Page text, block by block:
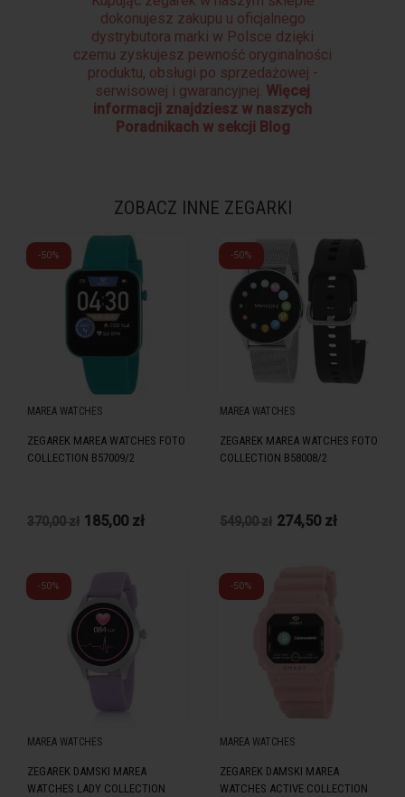
dokonujesz zakupu u oficjalnego
dystrybutora marki w Polsce dzięki
czemu zyskujesz pewność oryginalności
produktu, obsługi po sprzedażowej -
serwisowej i gwarancyjnej. Więcej
informacji znajdziesz w naszych
Poradnikach w sekcji Blog
ZOBACZ INNE ZEGARKI
-50%
MAREA WATCHES
ZEGAREK MAREA WATCHES FOTO
COLLECTION B57009/2
370,00 zł 185,00 zł
-50%
MAREA WATCHES
ZEGAREK MAREA WATCHES FOTO
COLLECTION B58008/2
549,00 zł 274,50 zł
-50%
MAREA WATCHES
ZEGAREK DAMSKI MAREA
WATCHES LADY COLLECTION
-50%
MAREA WATCHES
ZEGAREK DAMSKI MAREA
WATCHES ACTIVE COLLECTION